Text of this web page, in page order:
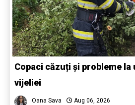
Copaci căzuți și probleme la
vijeliei
Oana Sava Aug 06, 2026